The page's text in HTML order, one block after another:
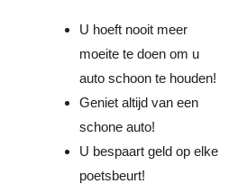
U hoeft nooit meer
moeite te doen om u
auto schoon te houden!
Geniet altijd van een
schone auto!
U bespaart geld op elke
poetsbeurt!